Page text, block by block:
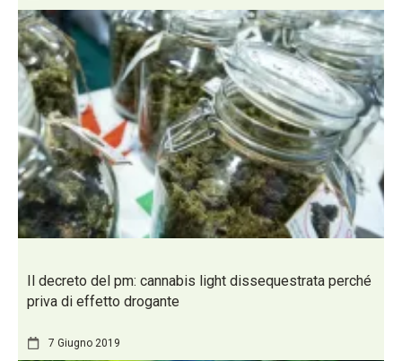
Il decreto del pm: cannabis light dissequestrata perché
priva di effetto drogante
7 Giugno 2019